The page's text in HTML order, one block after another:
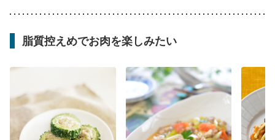
脂質控えめでお肉を楽しみたい